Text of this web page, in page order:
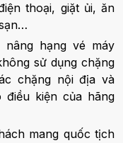
thoại, giặt ủi, ăn
nâng hạng vé máy
sử dụng chặng
chặng nội địa và
kiện của hãng
mang quốc tịch